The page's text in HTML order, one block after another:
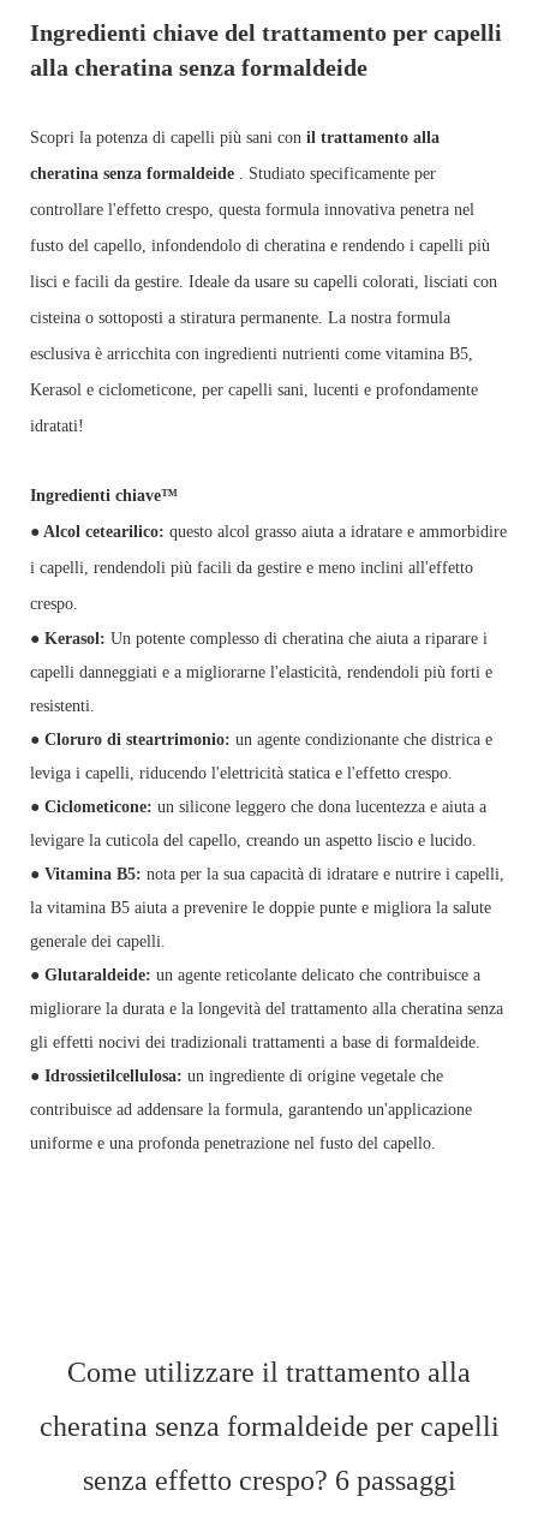
Ingredienti chiave del trattamento per capelli
alla cheratina senza formaldeide
Scopri la potenza di capelli più sani con il trattamento alla
cheratina senza formaldeide . Studiato specificamente per
controllare l'effetto crespo, questa formula innovativa penetra nel
fusto del capello, infondendolo di cheratina e rendendo i capelli più
lisci e facili da gestire. Ideale da usare su capelli colorati, lisciati con
cisteina o sottoposti a stiratura permanente. La nostra formula
esclusiva è arricchita con ingredienti nutrienti come vitamina B5,
Kerasol e ciclometicone, per capelli sani, lucenti e profondamente
idratati!
Ingredienti chiave™
● Alcol cetearilico: questo alcol grasso aiuta a idratare e ammorbidire
i capelli, rendendoli più facili da gestire e meno inclini all'effetto
crespo.
● Kerasol: Un potente complesso di cheratina che aiuta a riparare i
capelli danneggiati e a migliorarne l'elasticità, rendendoli più forti e
resistenti.
● Cloruro di steartrimonio: un agente condizionante che districa e
leviga i capelli, riducendo l'elettricità statica e l'effetto crespo.
● Ciclometicone: un silicone leggero che dona lucentezza e aiuta a
levigare la cuticola del capello, creando un aspetto liscio e lucido.
● Vitamina B5: nota per la sua capacità di idratare e nutrire i capelli,
la vitamina B5 aiuta a prevenire le doppie punte e migliora la salute
generale dei capelli.
● Glutaraldeide: un agente reticolante delicato che contribuisce a
migliorare la durata e la longevità del trattamento alla cheratina senza
gli effetti nocivi dei tradizionali trattamenti a base di formaldeide.
● Idrossietilcellulosa: un ingrediente di origine vegetale che
contribuisce ad addensare la formula, garantendo un'applicazione
uniforme e una profonda penetrazione nel fusto del capello.
Come utilizzare il trattamento alla
cheratina senza formaldeide per capelli
senza effetto crespo? 6 passaggi